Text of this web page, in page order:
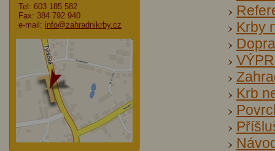
Tel: 603 185 582
Fax: 384 792 940
e-mail: info@zahradnikrby.cz
Krby
Krb